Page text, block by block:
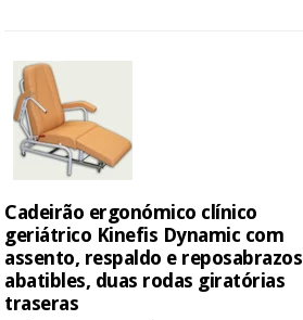
Cadeirão ergonómico clínico
geriátrico Kinefis Dynamic com
assento, respaldo e reposabrazos
abatibles, duas rodas giratórias
traseras